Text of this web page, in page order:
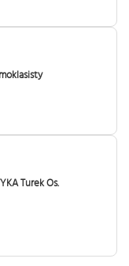
Turek Os.